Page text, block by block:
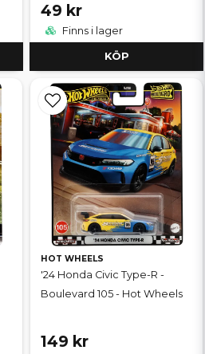
49 kr
Finns i lager
KÖP
HOT WHEELS
'24 Honda Civic Type-R -
Boulevard 105 - Hot Wheels
149 kr